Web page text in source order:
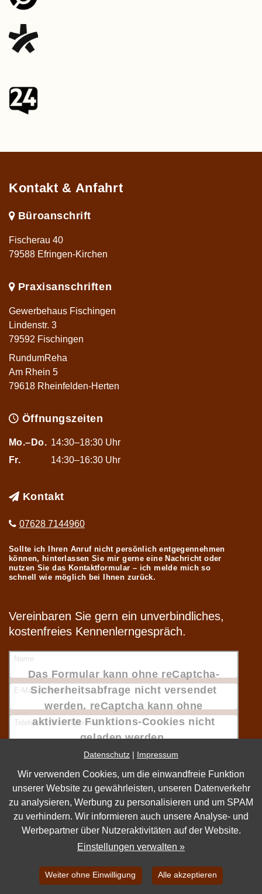
Kontakt & Anfahrt
Büroanschrift
Fischerau 40
79588 Efringen-Kirchen
Praxisanschriften
Gewerbehaus Fischingen
Lindenstr. 3
79592 Fischingen
RundumReha
Am Rhein 5
79618 Rheinfelden-Herten
Öffnungszeiten
Mo.–Do. 14:30–18:30 Uhr
Fr.
14:30–16:30 Uhr
Kontakt
07628 7144960
Sollte ich Ihren Anruf nicht persönlich entgegennehmen
können, hinterlassen Sie mir gerne eine Nachricht oder
nutzen Sie das Kontaktformular – ich melde mich so
schnell wie möglich bei Ihnen zurück.
Vereinbaren Sie gern ein unverbindliches,
kostenfreies Kennenlerngespräch.
Name
E-Mail-Adresse
Telefonnummer (optional)
Datenschutzerklärung habe ich gelesen und
Senden
Das Formular kann ohne reCaptcha-
Sicherheitsabfrage nicht versendet
werden. reCaptcha kann ohne
aktivierte Funktions-Cookies nicht
geladen werden.
Cookie Einstellungen »
Datenschutz | Impressum
Wir verwenden Cookies, um die einwandfreie Funktion
unserer Website zu gewährleisten, unseren Datenverkehr
zu analysieren, Werbung zu personalisieren und um SPAM
zu verhindern. Wir informieren auch unsere Analyse- und
Werbepartner über Nutzeraktivitäten auf der Website.
Einstellungen verwalten »
Weiter ohne Einwilligung Alle akzeptieren